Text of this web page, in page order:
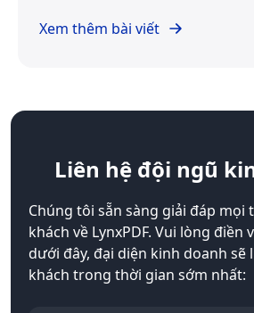
Xem thêm bài viết
Liên hệđội ngũ
Chúng tôi sẵn sàng giải đáp mọi
khách về LynxPDF. Vui lòng điền
dưới đây, đại diện kinh doanh sẽ
khách trong thời gian sớm nhất: